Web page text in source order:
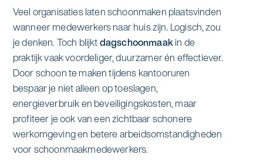
Specialistische schoonmaak
Graffitireiniging
Glas- en gevelreiniging
Reinigen en coaten van RVS
Aanvullende diensten
One Go
Onderwijs
Overheid
Recreatie
Retail
Zakelijk
Asito impuls
Sponsoring
Locaties
Nieuws
Artikelen
Veel organisaties laten schoonmaken plaatsvinden
wanneer medewerkers naar huis zijn. Logisch, zou
je denken. Toch blijktdagschoonmaakin de
praktijk vaak voordeliger, duurzamer én effectiever.
Door schoon te maken tijdens kantooruren
bespaar je niet alleen op toeslagen,
energieverbruik en beveiligingskosten, maar
profiteer je ook van een zichtbaar schonere
werkomgeving en betere arbeidsomstandigheden
voor schoonmaakmedewerkers.